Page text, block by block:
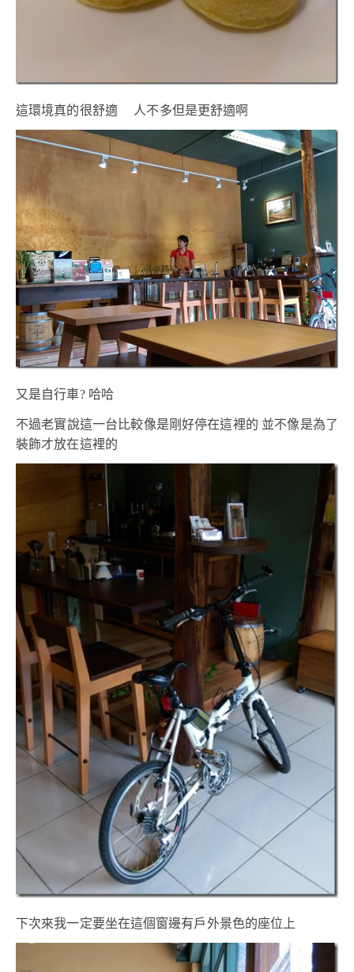
這環境真的很舒適 人不多但是更舒適啊
又是自行車? 哈哈
不過老實說這一台比較像是剛好停在這裡的 並不像是為了
裝飾才放在這裡的
下次來我一定要坐在這個窗邊有戶外景色的座位上